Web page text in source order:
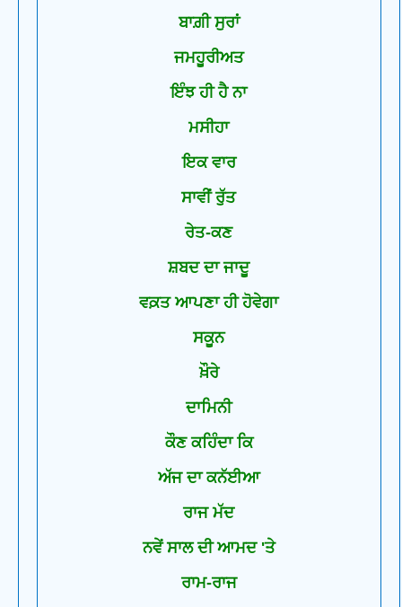
ਬਾਗ਼ੀ ਸੁਰਾਂ
ਜਮਹੂਰੀਅਤ
ਇੰਝ ਹੀ ਹੈ ਨਾ
ਮਸੀਹਾ
ਇਕ ਵਾਰ
ਸਾਵੀਂ ਰੁੱਤ
ਰੇਤ-ਕਣ
ਸ਼ਬਦ ਦਾ ਜਾਦੂ
ਵਕ਼ਤ ਆਪਣਾ ਹੀ ਹੋਵੇਗਾ
ਸਕੂਨ
ਖ਼ੌਰੇ
ਦਾਮਿਨੀ
ਕੌਣ ਕਹਿੰਦਾ ਕਿ
ਅੱਜ ਦਾ ਕਨੱਈਆ
ਰਾਜ ਮੱਦ
ਨਵੇਂ ਸਾਲ ਦੀ ਆਮਦ 'ਤੇ
ਰਾਮ-ਰਾਜ